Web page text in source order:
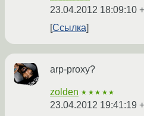
23.04.2012 18:09:10
Ссылка
arp-proxy?
zolden ★★★★★
23.04.2012 19:41:19